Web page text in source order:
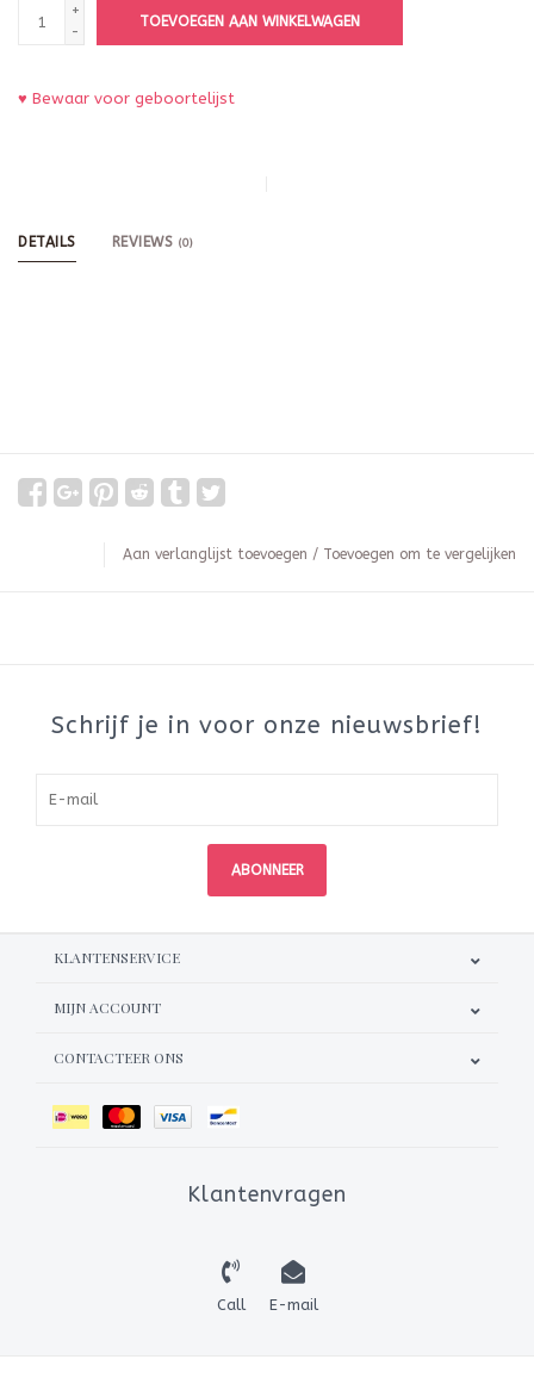
+
-
TOEVOEGEN AAN WINKELWAGEN
♥ Bewaar voor geboortelijst
DETAILS REVIEWS (0)
Aan verlanglijst toevoegen / Toevoegen om te vergelijken
Schrijf je in voor onze nieuwsbrief!
ABONNEER
KLANTENSERVICE
MIJN ACCOUNT
CONTACTEER ONS
Klantenvragen
Call E-mail